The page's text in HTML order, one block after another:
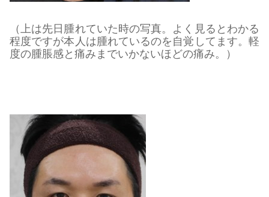
（上は先日腫れていた時の写真。よく見るとわかる
程度ですが本人は腫れているのを自覚してます。軽
度の腫脹感と痛みまでいかないほどの痛み。）